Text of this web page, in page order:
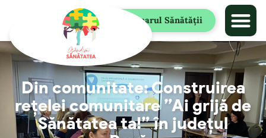
Chestionarul Sănătății
Din comunitate: Construirea
rețelei comunitare ”Ai grijă de
Sănătatea ta!” în județul